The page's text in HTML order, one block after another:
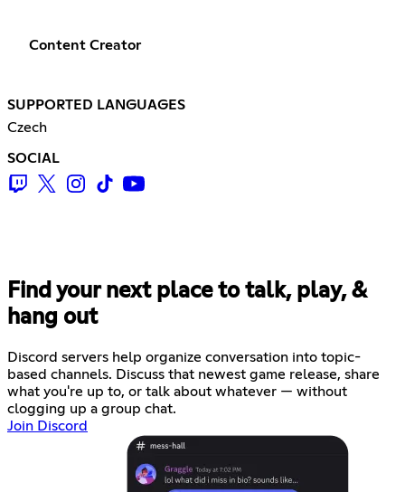
Content Creator
SUPPORTED LANGUAGES
Czech
SOCIAL
Find your next place to talk, play, &
hang out
Discord servers help organize conversation into topic-
based channels. Discuss that newest game release, share
what you're up to, or talk about whatever — without
clogging up a group chat.
Join Discord